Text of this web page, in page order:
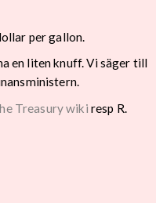
per gallon.
en liten knuff. Vi säger till
Treasury wiki resp R.